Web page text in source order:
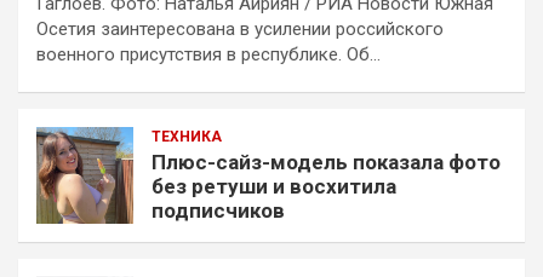
Осетия заинтересована в усилении российского
военного присутствия в республике. Об…
ТЕХНИКА
Плюс-сайз-модель показала фото
без ретуши и восхитила
подписчиков